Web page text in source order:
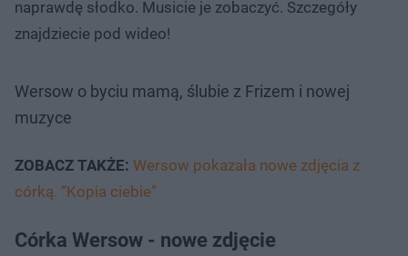
naprawdę słodko. Musicie je zobaczyć. Szczegóły
znajdziecie pod wideo!
Wersow o byciu mamą, ślubie z Frizem i nowej
muzyce
ZOBACZ TAKŻE: Wersow pokazała nowe zdjęcia z
córką. “Kopia ciebie”
Córka Wersow - nowe zdjęcie